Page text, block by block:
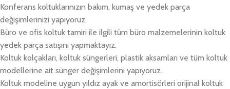
Konferans koltuklarınızın bakım, kumaş ve yedek parça
değişimlerinizi yapıyoruz.
Büro ve ofis koltuk tamiri ile ilgili tüm büro malzemelerinin koltuk
yedek parça satışını yapmaktayız.
Koltuk kolçakları, koltuk süngerleri, plastik aksamları ve tüm koltuk
modellerine ait sünger değişimlerini yapıyoruz.
Koltuk modeline uygun yıldız ayak ve amortisörleri orijinal koltuk